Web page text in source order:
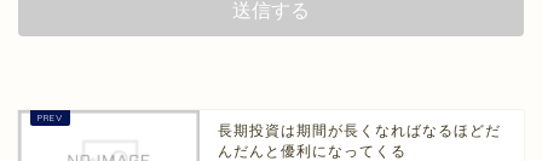
長期投資は期間が長くなればなるほどだ
んだんと優利になってくる